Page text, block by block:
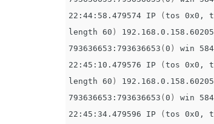
22:44:58.479574 IP
( tos 0x0,
length 60 ) 192.168.0.158.60205
793636653:793636653 ( 0 )
win
22:45:10.479576 IP
( tos 0x0,
length 60 ) 192.168.0.158.60205
793636653:793636653 ( 0 )
win
22:45:34.479596 IP
( tos 0x0,